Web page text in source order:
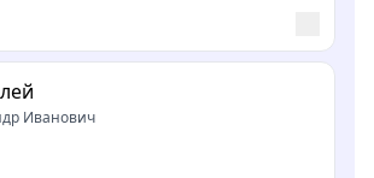
Иванович